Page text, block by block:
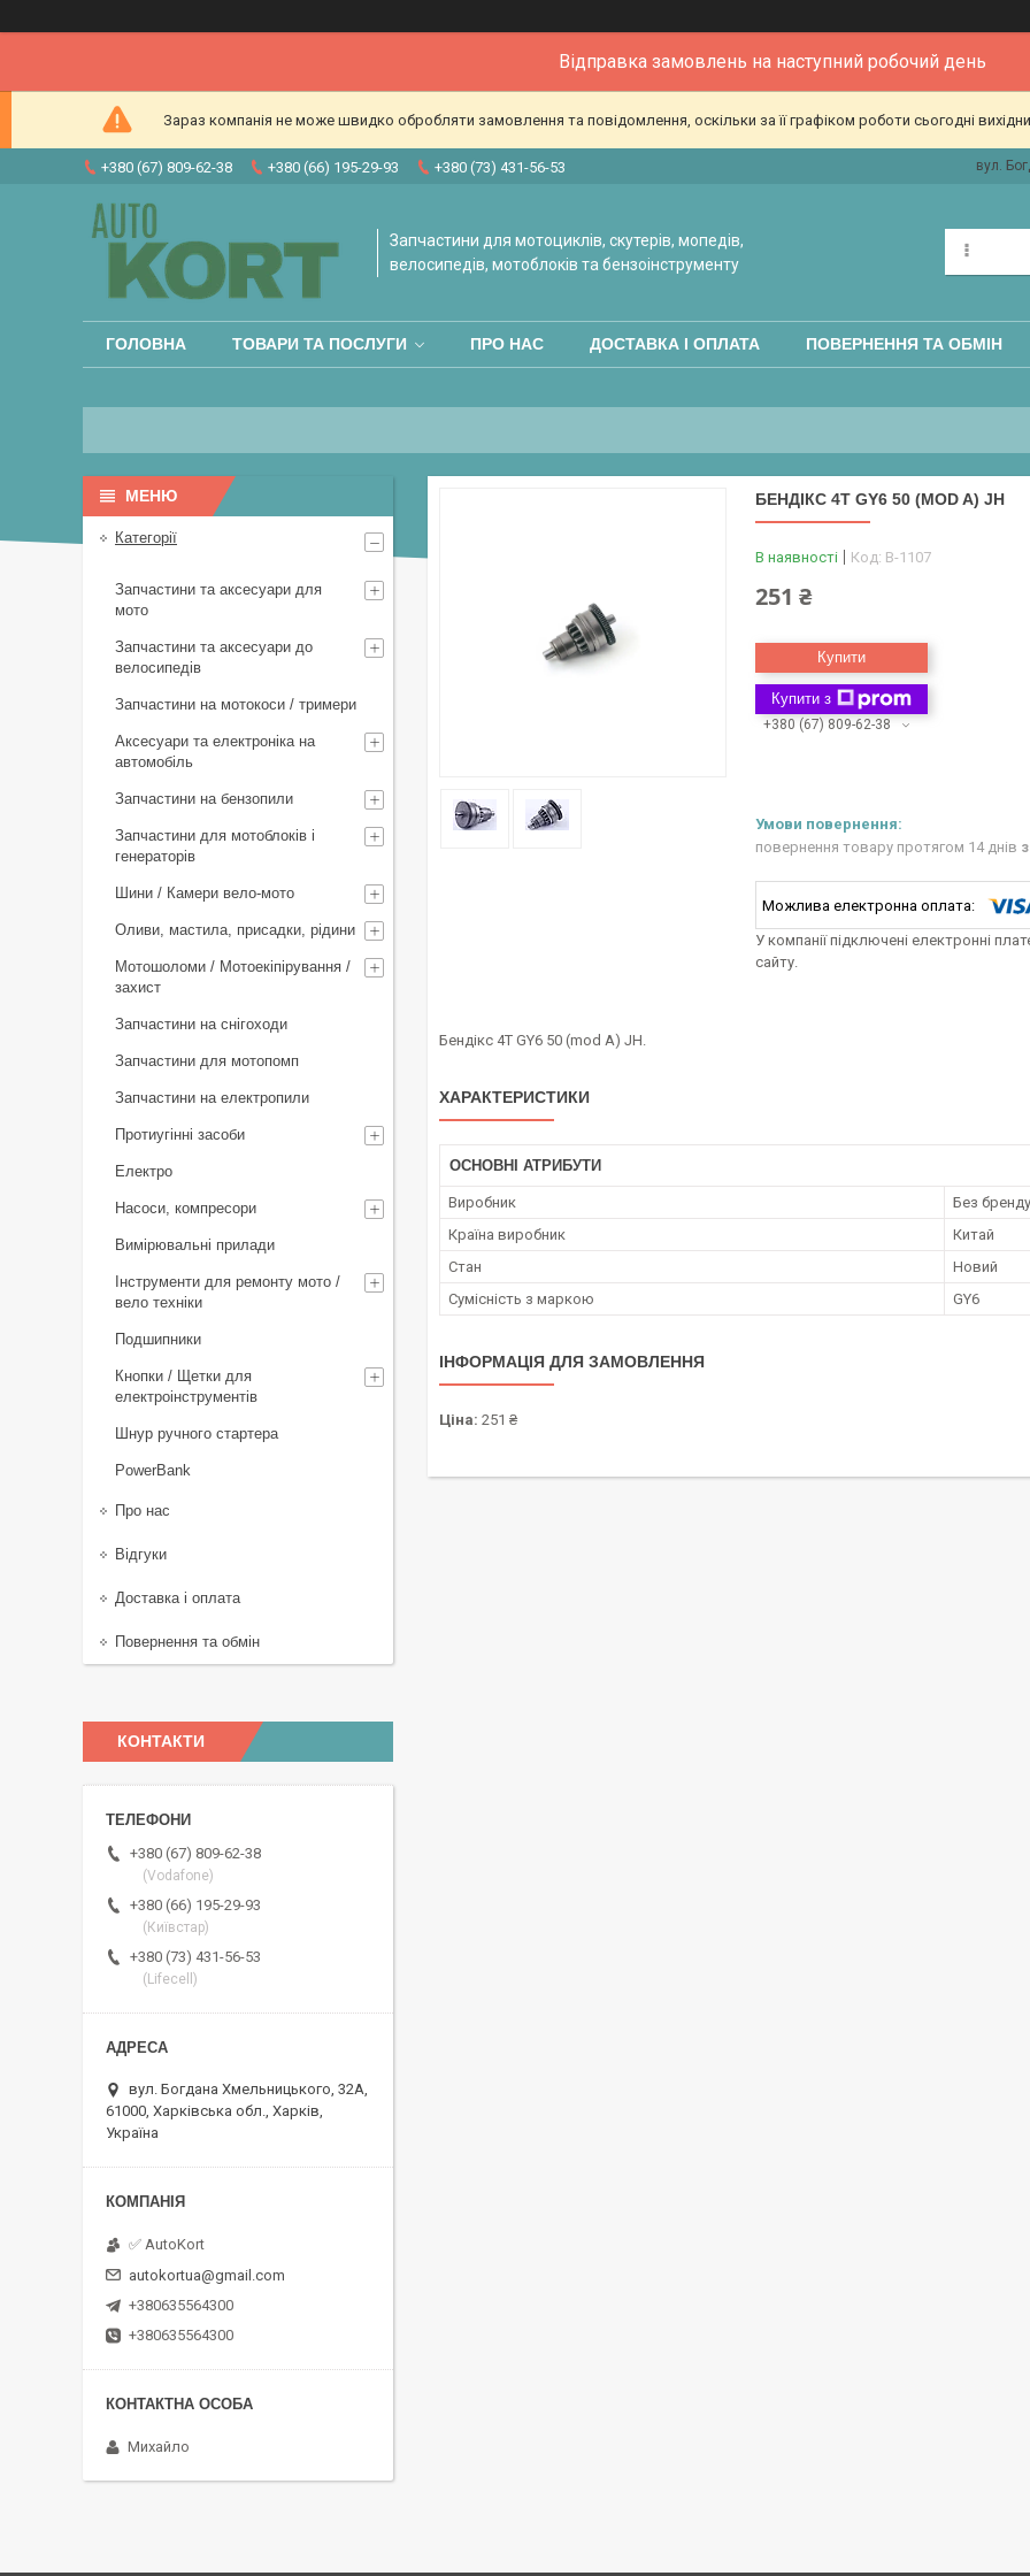
Відправка замовлень на наступний робочий день
Зараз компанія не може швидко обробляти замовлення та повідомлення, оскільки за її графіком роботи сьогодні
+380 (67) 809-62-38 +380 (66) 195-29-93 +380 (73) 431-56-53 вул.
Запчастини для мотоциклів, скутерів, мопедів,
велосипедів, мотоблоків та бензоінструменту
ГОЛОВНА ТОВАРИ ТА ПОСЛУГИ ПРО НАС ДОСТАВКА І ОПЛАТА ПОВЕРНЕННЯ ТА ОБМІН
БЕНДІКС 4T GY6 50 (MOD A) JH
В наявності Код: B-1107
251 ₴
Купити
Купити з
+380 (67) 809-62-38
повернення товару протягом 14 днів
У компанії підключені електронні
сайту.
Бендікс 4T GY6 50 (mod A) JH.
ХАРАКТЕРИСТИКИ
ОСНОВНІ АТРИБУТИ
Виробник
Без бренду
Країна виробник
Китай
Стан
Новий
Сумісність з маркою
GY6
ІНФОРМАЦІЯ ДЛЯ ЗАМОВЛЕННЯ
Ціна: 251 ₴
Категорії
Запчастини та аксесуари для
мото
Запчастини та аксесуари до
велосипедів
Запчастини на мотокоси / тримери
Аксесуари та електроніка на
автомобіль
Запчастини на бензопили
Запчастини для мотоблоків і
генераторів
Шини / Камери вело-мото
Оливи, мастила, присадки, рідини
Мотошоломи / Мотоекіпірування /
захист
Запчастини на снігоходи
Запчастини для мотопомп
Запчастини на електропили
Протиугінні засоби
Електро
Насоси, компресори
Вимірювальні прилади
Інструменти для ремонту мото /
вело техніки
Подшипники
Кнопки / Щетки для
електроінструментів
Шнур ручного стартера
PowerBank
Про нас
Відгуки
Доставка і оплата
Повернення та обмін
КОНТАКТИ
+380 (67) 809-62-38
(Vodafone)
+380 (66) 195-29-93
(Київстар)
+380 (73) 431-56-53
(Lifecell)
вул. Богдана Хмельницького, 32А,
61000, Харківська обл., Харків,
Україна
✅ AutoKort
autokortua@gmail.com
+380635564300
+380635564300
Михайло